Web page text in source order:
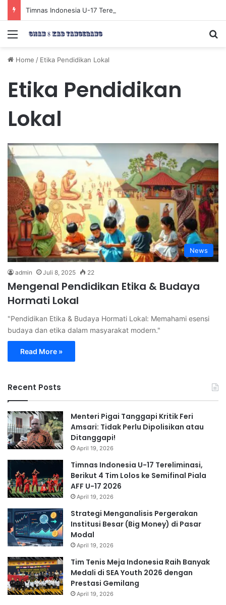
Menu
Home / Etika Pendidikan Lokal
Etika Pendidikan
Lokal
News
admin Juli 8, 2025 22
Mengenal Pendidikan Etika & Budaya
Hormati Lokal
"Pendidikan Etika & Budaya Hormati Lokal: Memahami esensi
budaya dan etika dalam masyarakat modern."
Read More »
Recent Posts
Menteri Pigai Tanggapi Kritik Feri
Amsari: Tidak Perlu Dipolisikan atau
Ditanggapi!
April 19, 2026
Timnas Indonesia U-17 Tereliminasi,
Berikut 4 Tim Lolos ke Semifinal Piala
AFF U-17 2026
April 19, 2026
Strategi Menganalisis Pergerakan
Institusi Besar (Big Money) di Pasar
Modal
April 19, 2026
Tim Tenis Meja Indonesia Raih Banyak
Medali di SEA Youth 2026 dengan
Prestasi Gemilang
April 19, 2026